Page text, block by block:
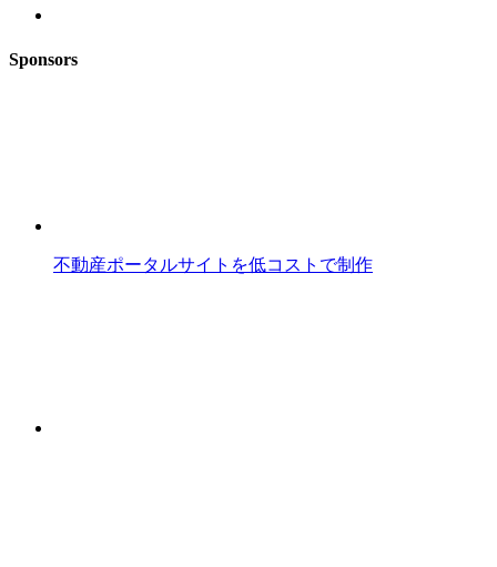
Sponsors
不動産ポータルサイトを低コストで制作